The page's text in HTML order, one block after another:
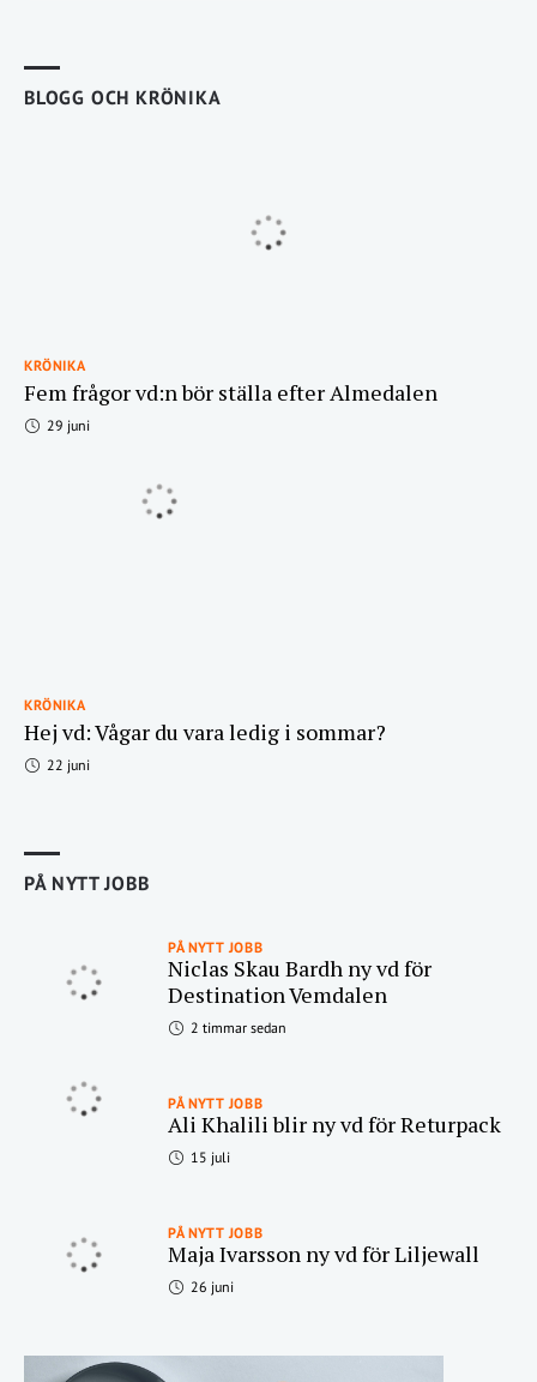
BLOGG OCH KRÖNIKA
KRÖNIKA
Fem frågor vd:n bör ställa efter Almedalen
29 juni
KRÖNIKA
Hej vd: Vågar du vara ledig i sommar?
22 juni
PÅ NYTT JOBB
PÅ NYTT JOBB
Niclas Skau Bardh ny vd för
Destination Vemdalen
2 timmar sedan
PÅ NYTT JOBB
Ali Khalili blir ny vd för Returpack
15 juli
PÅ NYTT JOBB
Maja Ivarsson ny vd för Liljewall
26 juni